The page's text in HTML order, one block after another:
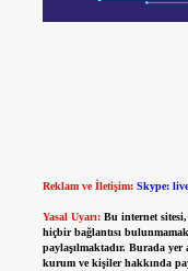
Reklam ve İletişim: Skype:
Yasal Uyarı: Bu internet
hiçbir bağlantısı
paylaşılmaktadır. Burada
kurum ve kişiler hakkında